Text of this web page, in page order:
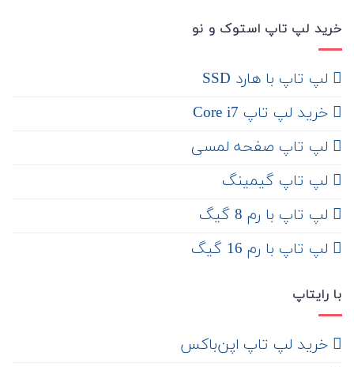
خرید لپ تاپ استوک و نو
لپ تاپ با هارد SSD
خرید لپ تاپ Core i7
لپ تاپ صفحه لمسی
لپ تاپ گیمینگ
لپ تاپ با رم 8 گیگ
لپ تاپ با رم 16 گیگ
با رایتاپ
‌ خرید لپ تاپ اپن‌باکس